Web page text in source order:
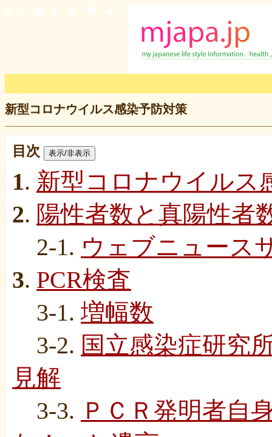
新型コロナウイルス感染予防対策
目次 表示/非表示
1. 新型コロナウイルス
2. 陽性者数と真陽性者
2-1. ウェブニュース
3. PCR検査
3-1. 増幅数
3-2. 国立感染症研究
見解
3-3. ＰＣＲ発明者自